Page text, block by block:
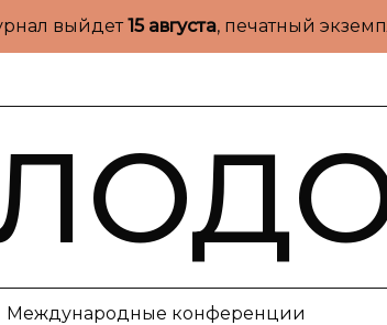
выйдет15 августа, печатный
Международные конференции